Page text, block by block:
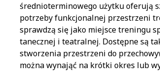
średnioterminowego użytku oferują
potrzeby funkcjonalnej przestrzeni
sprawdzą się jako miejsce treningu
tanecznej i teatralnej. Dostępne są
stworzenia przestrzeni do
można wynająć na krótki okres lub